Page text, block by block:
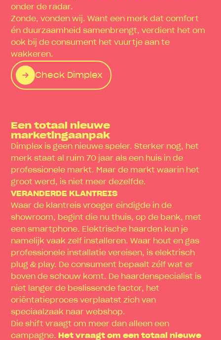
onder de radar.
Zonde, vonden wij. Want een merk dat comfort
én duurzaamheid samenbrengt, verdient het om
ook bij de consument het vuurtje aan te
wakkeren.
Check Dimplex
Een totaal nieuwe
marketingaanpak
Dimplex is geen nieuwe speler. Sterker nog, het
merk staat al ruim 70 jaar als een huis in de
professionele markt. Maar de markt waarin het
groot werd, is niet meer dezelfde.
VERANDERDE KLANTREIS
Waar de klantreis vroeger eindigde in de
showroom, begint die nu thuis, op de bank, met
een smartphone. Elektrische haarden kun je
namelijk vaak zelf installeren. Waar hout en gas
professionele installatie vereisen, is elektrisch
plug & play. De consument bepaalt zélf wat er
boven de schouw komt. De haardenspecialist is
niet langer de beslissende factor, het
oriëntatieproces verplaatst zich van
speciaalzaak naar webshop.
Die shift vraagt om meer dan alleen een
campagne.
Het vraagt om een totaal nieuwe